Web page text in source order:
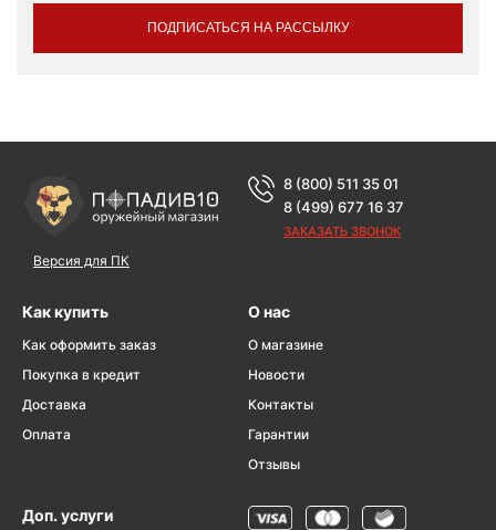
ПОДПИСАТЬСЯ НА РАССЫЛКУ
Версия для ПК
8 (800) 511 35 01
8 (499) 677 16 37
ЗАКАЗАТЬ ЗВОНОК
Как купить
Как оформить заказ
Покупка в кредит
Доставка
Оплата
О нас
О магазине
Новости
Контакты
Гарантии
Отзывы
Доп. услуги